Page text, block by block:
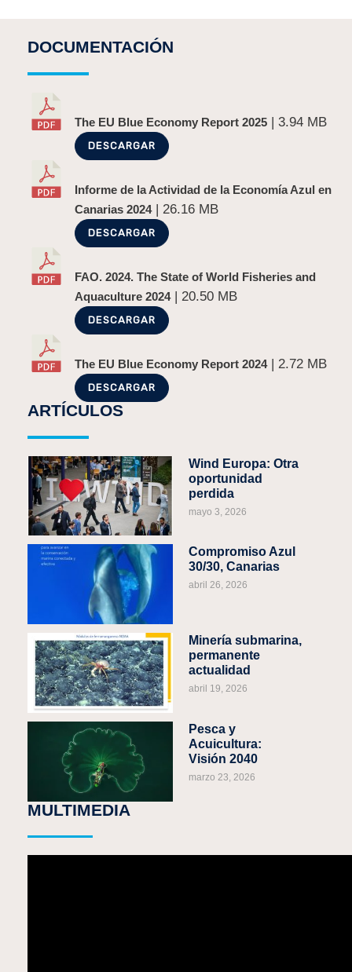
DOCUMENTACIÓN
The EU Blue Economy Report 2025 | 3.94 MB
DESCARGAR
Informe de la Actividad de la Economía Azul en
Canarias 2024| 26.16 MB
DESCARGAR
FAO. 2024. The State of World Fisheries and
Aquaculture 2024| 20.50 MB
DESCARGAR
The EU Blue Economy Report 2024| 2.72 MB
DESCARGAR
ARTÍCULOS
Wind Europa: Otra
oportunidad
perdida
mayo 3, 2026
Compromiso Azul
30/30, Canarias
abril 26, 2026
Minería submarina,
permanente
actualidad
abril 19, 2026
Pesca y
Acuicultura:
Visión 2040
marzo 23, 2026
MULTIMEDIA